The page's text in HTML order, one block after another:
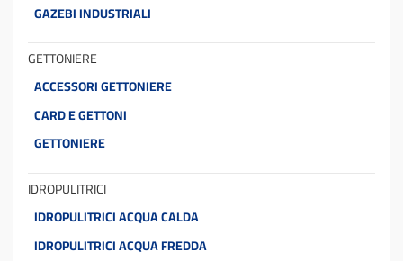
GAZEBI INDUSTRIALI
GETTONIERE
ACCESSORI GETTONIERE
CARD E GETTONI
GETTONIERE
IDROPULITRICI
IDROPULITRICI ACQUA CALDA
IDROPULITRICI ACQUA FREDDA